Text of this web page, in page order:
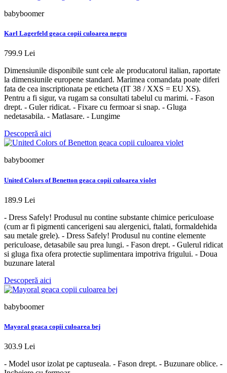
babyboomer
Karl Lagerfeld geaca copii culoarea negru
799.9 Lei
Dimensiunile disponibile sunt cele ale producatorul italian, raportate
la dimensiunile europene standard. Marimea comandata poate diferi
fata de cea inscriptionata pe eticheta (IT 38 / XXS = EU XS).
Pentru a fi sigur, va rugam sa consultati tabelul cu marimi. - Fason
drept. - Guler ridicat. - Fixare cu fermoar si snap. - Gluga
nedetasabila. - Matlasare. - Lungime
Descoperă aici
babyboomer
United Colors of Benetton geaca copii culoarea violet
189.9 Lei
- Dress Safely! Produsul nu contine substante chimice periculoase
(cum ar fi pigmenti cancerigeni sau alergenici, ftalati, formaldehida
sau metale grele). - Dress Safely! Produsul nu contine elemente
periculoase, detasabile sau prea lungi. - Fason drept. - Gulerul ridicat
si gluga fixa ​​ofera protectie suplimentara impotriva frigului. - Doua
buzunare lateral
Descoperă aici
babyboomer
Mayoral geaca copii culoarea bej
303.9 Lei
- Model usor izolat pe captuseala. - Fason drept. - Buzunare oblice. -